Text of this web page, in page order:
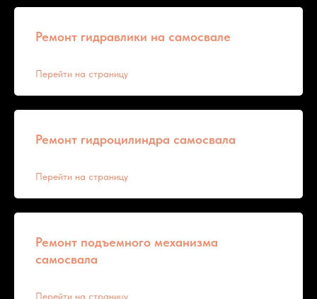
Ремонт гидравлики на самосвале
Перейти на страницу
Ремонт гидроцилиндра самосвала
Перейти на страницу
Ремонт подъемного механизма
самосвала
Перейти на страницу